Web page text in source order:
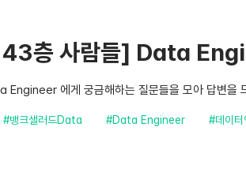
층 사람들] Data
Engineer 에게 궁금해하는 질문들을 모아 답변을
#뱅크샐러드Data #Data Engineer #데이터